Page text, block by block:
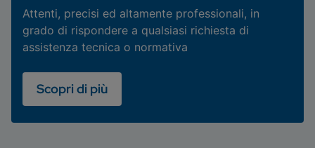
Attenti, precisi ed altamente professionali, in
grado di rispondere a qualsiasi richiesta di
assistenza tecnica o normativa
Scopri di più